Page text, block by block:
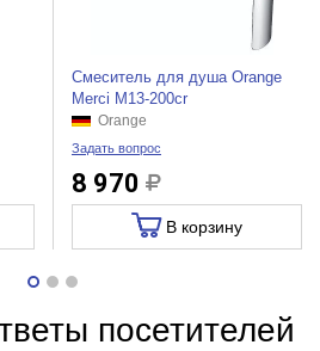
Смеситель для душа Orange
Merci M13-200cr
Orange
Задать вопрос
8 970
В корзину
посетителей